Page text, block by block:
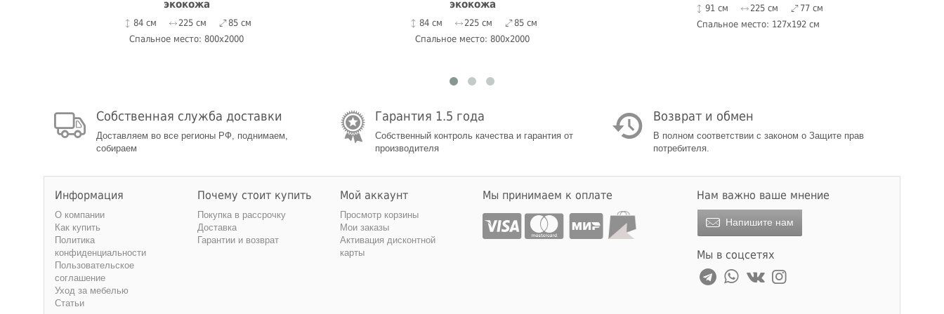
экокожа
84 см 225 см
85 см
Спальное место: 800x2000
экокожа
84 см 225 см
85 см
Спальное место: 800x2000
91 см 225 см
77 см
Спальное место: 127x192 см
Собственная служба доставки
Доставляем во все регионы РФ, поднимаем,
собираем
Гарантия 1.5 года
Собственный контроль качества и гарантия от
производителя
Возврат и обмен
В полном соответствии с законом о Защите прав
потребителя.
Информация
О компании
Как купить
Политика
конфиденциальности
Пользовательское
соглашение
Уход за мебелью
Статьи
Почему стоит купить
Покупка в рассрочку
Доставка
Гарантии и возврат
Мой аккаунт
Просмотр корзины
Мои заказы
Активация дисконтной
карты
Мы принимаем к оплате Нам важно ваше мнение
Напишите нам
Мы в соцсетях